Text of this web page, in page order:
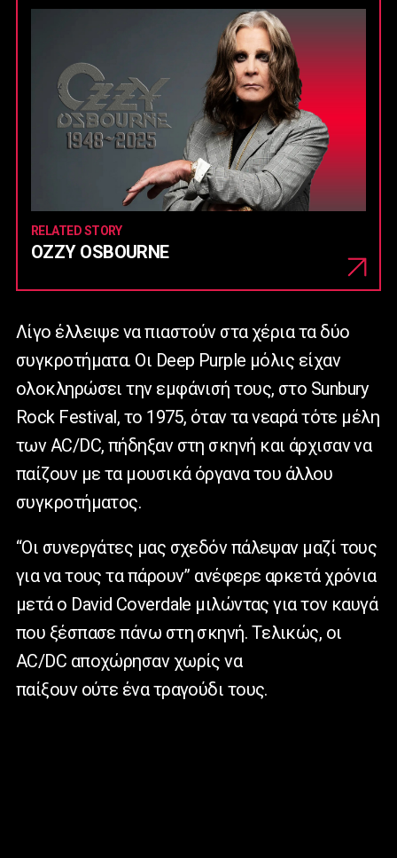
RELATED STORY
OZZY OSBOURNE
Λίγο έλλειψε να πιαστούν στα χέρια τα δύο
συγκροτήματα. Οι Deep Purple μόλις είχαν
ολοκληρώσει την εμφάνισή τους, στο Sunbury
Rock Festival, το 1975, όταν τα νεαρά τότε μέλη
των AC/DC, πήδηξαν στη σκηνή και άρχισαν να
παίζουν με τα μουσικά όργανα του άλλου
συγκροτήματος.
“Οι συνεργάτες μας σχεδόν πάλεψαν μαζί τους
για να τους τα πάρουν” ανέφερε αρκετά χρόνια
μετά ο David Coverdale μιλώντας για τον καυγά
που ξέσπασε πάνω στη σκηνή. Tελικώς, οι
AC/DC αποχώρησαν χωρίς να
παίξουν ούτε ένα τραγούδι τους.